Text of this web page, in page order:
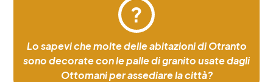
?
Lo sapevi che molte delle abitazioni di Otranto
sono decorate con le palle di granito usate dagli
Ottomani per assediare la città?